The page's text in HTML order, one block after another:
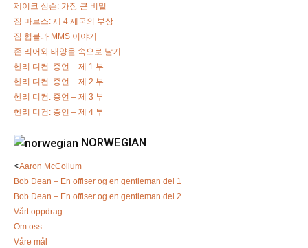
제이크 심슨: 가장 큰 비밀
짐 마르스: 제 4 제국의 부상
짐 험블과 MMS 이야기
존 리어와 태양을 속으로 날기
헨리 디컨: 증언 – 제 1 부
헨리 디컨: 증언 – 제 2 부
헨리 디컨: 증언 – 제 3 부
헨리 디컨: 증언 – 제 4 부
NORWEGIAN
<Aaron McCollum
Bob Dean – En offiser og en gentleman del 1
Bob Dean – En offiser og en gentleman del 2
Vårt oppdrag
Om oss
Våre mål